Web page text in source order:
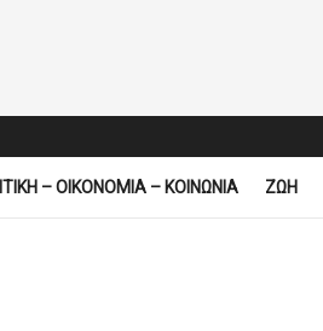
– ΟΙΚΟΝΟΜΙΑ – ΚΟΙΝΩΝΙΑ ΖΩΗ